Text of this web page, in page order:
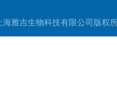
海雅吉生物科技有限公司版